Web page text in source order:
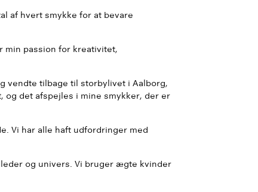
af hvert smykke for at bevare
min passion for kreativitet,
vendte tilbage til storbylivet i Aalborg,
det afspejles i mine smykker, der er
Vi har alle haft udfordringer med
og univers. Vi bruger ægte kvinder